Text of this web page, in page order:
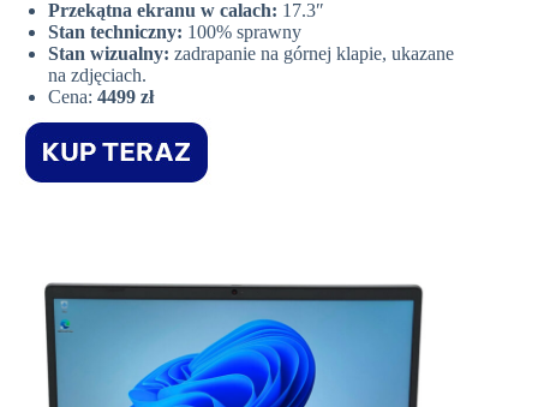
Przekątna ekranu w calach: 17.3″
Stan techniczny: 100% sprawny
Stan wizualny: zadrapanie na górnej klapie, ukazane
na zdjęciach.
Cena: 4499 zł